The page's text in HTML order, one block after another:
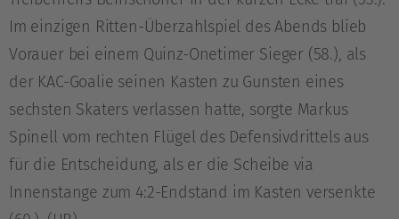
Im einzigen Ritten-Überzahlspiel des Abends blieb
Vorauer bei einem Quinz-Onetimer Sieger (58.), als
der KAC-Goalie seinen Kasten zu Gunsten eines
sechsten Skaters verlassen hatte, sorgte Markus
Spinell vom rechten Flügel des Defensivdrittels aus
für die Entscheidung, als er die Scheibe via
Innenstange zum 4:2-Endstand im Kasten versenkte